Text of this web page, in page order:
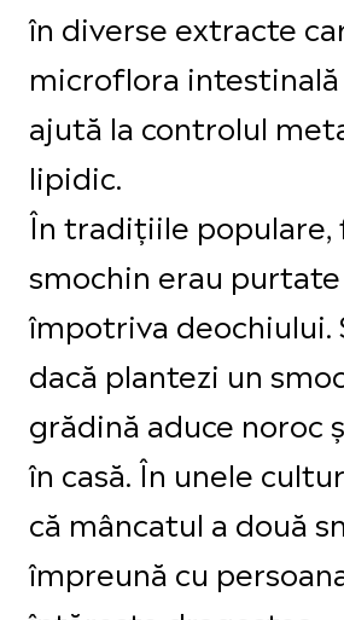
în diverse extracte
microflora
ajută la controlul
lipidic.
În tradițiile populare,
smochin erau
împotriva deochiului.
dacă plantezi un
grădină aduce noroc
în casă. În unele
că mâncatul a două
împreună cu